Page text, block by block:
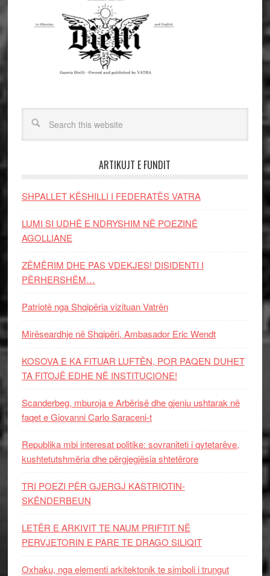
ARTIKUJT E FUNDIT
SHPALLET KËSHILLI I FEDERATËS VATRA
LUMI SI UDHË E NDRYSHIM NË POEZINË
AGOLLIANE
ZËMËRIM DHE PAS VDEKJES! DISIDENTI I
PËRHERSHËM…
Patriotë nga Shqipëria vizituan Vatrën
Mirëseardhje në Shqipëri, Ambasador Eric Wendt
KOSOVA E KA FITUAR LUFTËN, POR PAQEN DUHET
TA FITOJË EDHE NË INSTITUCIONE!
Scanderbeg, mburoja e Arbërisë dhe gjeniu ushtarak në
faqet e Giovanni Carlo Saraceni-t
Republika mbi interesat politike: sovraniteti i qytetarëve,
kushtetutshmëria dhe përgjegjësia shtetërore
TRI POEZI PËR GJERGJ KASTRIOTIN-
SKËNDERBEUN
LETËR E ARKIVIT TE NAUM PRIFTIT NË
PERVJETORIN E PARE TE DRAGO SILIQIT
Oxhaku, nga elementi arkitektonik te simboli i trungut